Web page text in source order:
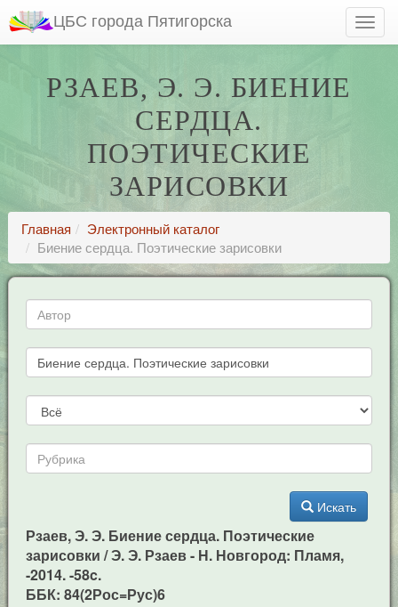
ЦБС города Пятигорска
РЗАЕВ, Э. Э. БИЕНИЕ
СЕРДЦА.
ПОЭТИЧЕСКИЕ
ЗАРИСОВКИ
Главная
Электронный каталог
Биение сердца. Поэтические зарисовки
Искать
Рзаев, Э. Э. Биение сердца. Поэтические
зарисовки / Э. Э. Рзаев - Н. Новгород: Пламя,
-2014. -58c.
ББК: 84(2Рос=Рус)6